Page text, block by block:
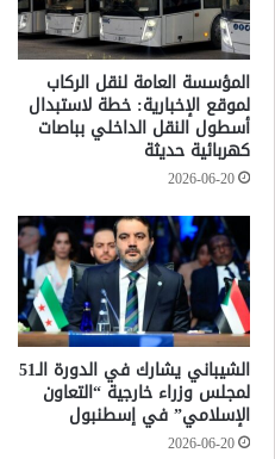
المؤسسة العامة لنقل الركاب
لموقع الإخبارية: خطة لاستبدال
أسطول النقل الداخلي بباصات
كهربائية حديثة
2026-06-20
الشيباني يشارك في الدورة الـ51
لمجلس وزراء خارجية “التعاون
الإسلامي” في إسطنبول
2026-06-20